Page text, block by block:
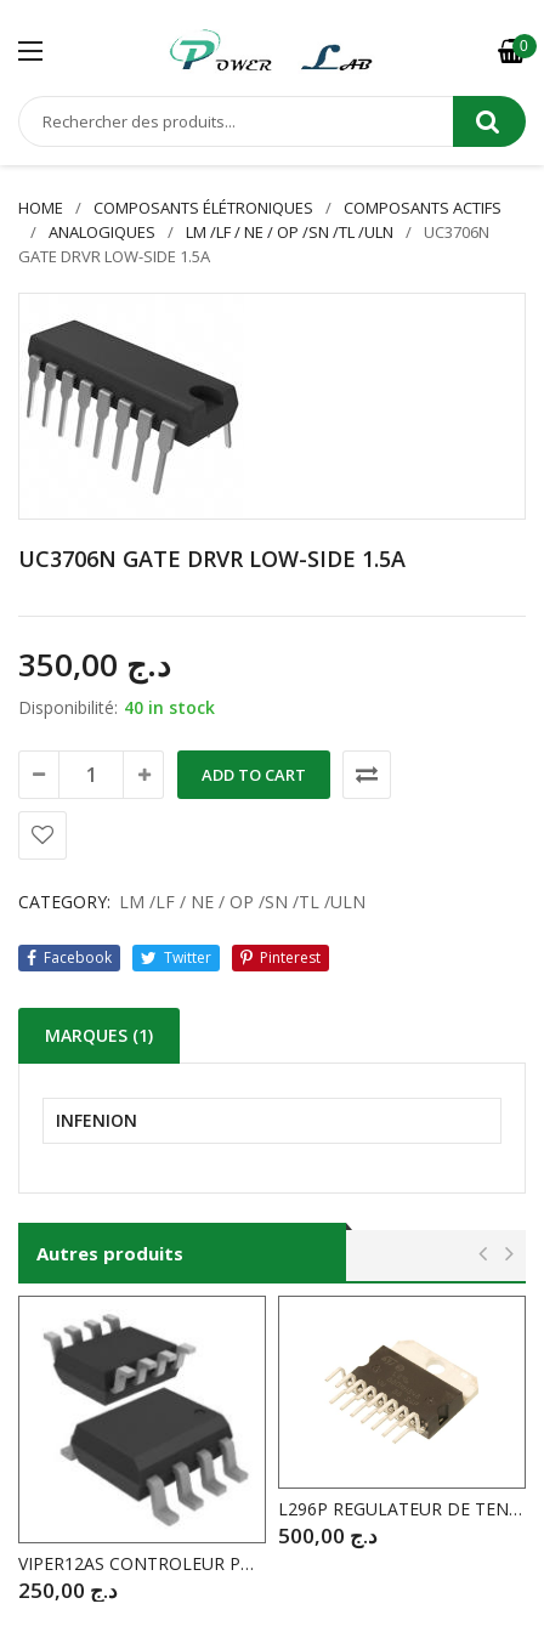
0
HOME COMPOSANTS ÉLÉTRONIQUES
COMPOSANTS ACTIFS
ANALOGIQUES
LM /LF / NE / OP /SN /TL /ULN
UC3706N
GATE DRVR LOW-SIDE 1.5A
UC3706N GATE DRVR LOW-SIDE 1.5A
د.ج
Disponibilité: 40 in stock
ADD TO CART
CATEGORY: LM /LF / NE / OP /SN /TL /ULN
Facebook Twitter Pinterest
MARQUES (1)
INFENION
Autres produits
VIPER12AS CONTROLEUR PWM
د.ج
L296P REGULATEUR DE TENSION A DECOUPAGE 5V1…40V / 4A
د.ج